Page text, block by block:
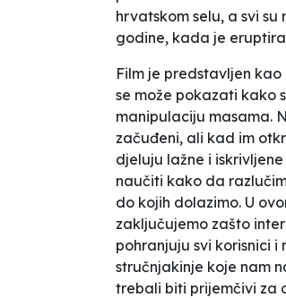
hrvatskom selu, a svi
godine, kada je
Film je predstavljen
se može pokazati kako
manipulaciju masama.
začuđeni, ali kad im
djeluju lažne i
naučiti kako da
do kojih dolazimo. U
zaključujemo zašto
pohranjuju svi korisnici
stručnjakinje koje nam
trebali biti prijemčivi za